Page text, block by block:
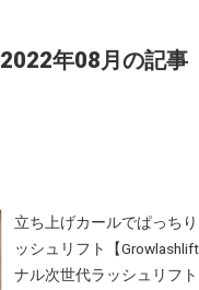
2022年08月の記事
立ち上げカールでぱっち
ッシュリフト【
ナル次世代ラッシュリフ